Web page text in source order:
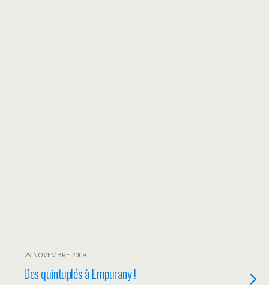
29 NOVEMBRE 2009
Des quintuplés à Empurany !